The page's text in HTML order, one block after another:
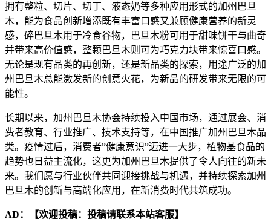
拥有整粒、切片、切丁、液态奶等多种应用形式的加州巴旦
木，能为食品创新增添既有丰富口感又兼顾健康营养的新灵
感，碎巴旦木用于冷食谷物，巴旦木粉可用于甜味饼干与曲奇
并带来高价值感，整颗巴旦木则可为巧克力块带来惊喜口感。
无论是现有品类的再创新，还是新品类的探索，用途广泛的加
州巴旦木总能激发新的创意火花，为新品的研发带来无限的可
能性。
长期以来，加州巴旦木协会持续投入中国市场，通过展会、消
费者教育、行业推广、技术支持等，在中国推广加州巴旦木品
类。疫情过后，消费者”健康意识”迈进一大步，植物基食品的
趋势也日益主流化，这更为加州巴旦木提供了令人向往的新未
来。我们愿与行业伙伴共同迎接挑战与机遇，并持续探索加州
巴旦木的创新与高端化应用，在新消费时代共筑成功。
AD：
【欢迎投稿：投稿请联系本站客服】